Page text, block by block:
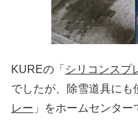
KUREの「 シリコンスプ
でしたが、除雪道具にも
レー 」をホームセンタ